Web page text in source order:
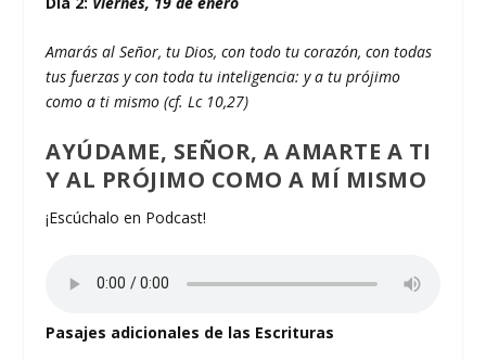
Amarás al Señor, tu Dios, con todo tu corazón, con todas
tus fuerzas y con toda tu inteligencia: y a tu prójimo
como a ti mismo (cf. Lc 10,27)
AYÚDAME, SEÑOR, A AMARTE A TI
Y AL PRÓJIMO COMO A MÍ MISMO
¡Escúchalo en Podcast!
Pasajes adicionales de las Escrituras